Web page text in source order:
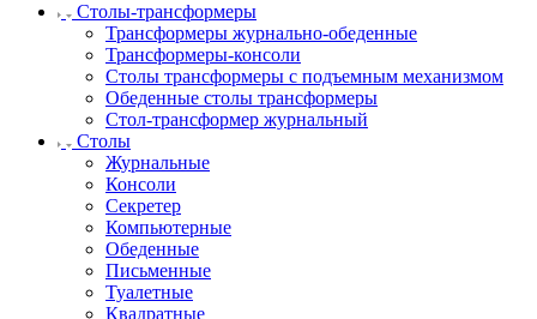
Столы-трансформеры
Трансформеры журнально-обеденные
Трансформеры-консоли
Столы трансформеры с подъемным механизмом
Обеденные столы трансформеры
Стол-трансформер журнальный
Столы
Журнальные
Консоли
Секретер
Компьютерные
Обеденные
Письменные
Туалетные
Квадратные